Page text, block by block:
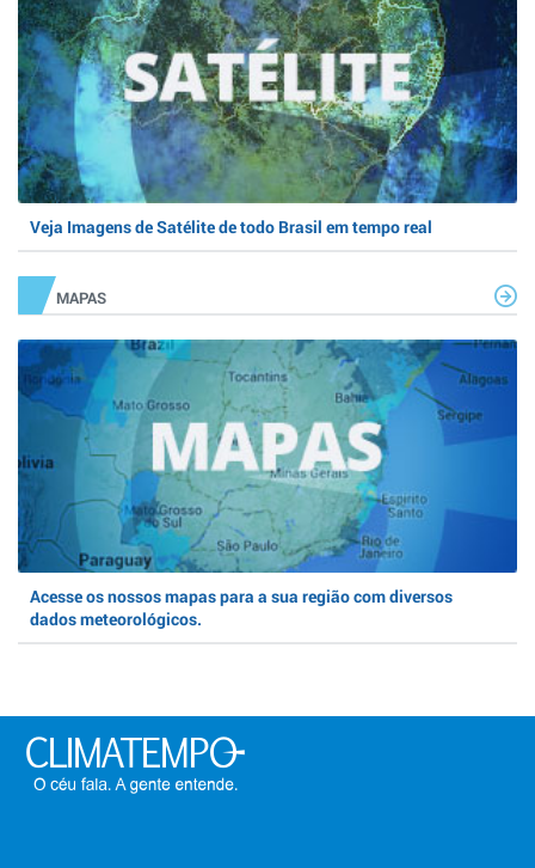
Veja Imagens de Satélite de todo Brasil em tempo real
MAPAS
Acesse os nossos mapas para a sua região com diversos
dados meteorológicos.